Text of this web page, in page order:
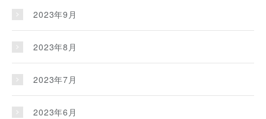
2023年9月
2023年8月
2023年7月
2023年6月